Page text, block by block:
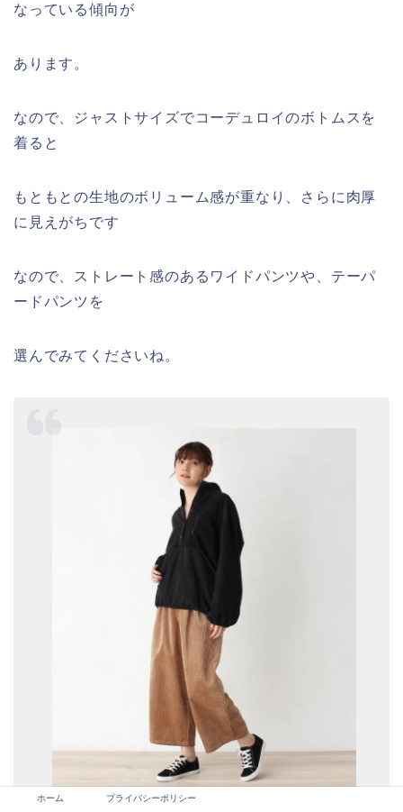
なっている傾向が
あります。
なので、ジャストサイズでコーデュロイのボトムスを
着ると
もともとの生地のボリューム感が重なり、さらに肉厚
に見えがちです
なので、ストレート感のあるワイドパンツや、テーパ
ードパンツを
選んでみてくださいね。
https://www.magaseek.com/product/detail/id_502861
ホーム プライバシーポリシー